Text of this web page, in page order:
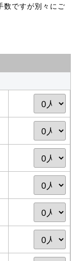
数ですが別々にご